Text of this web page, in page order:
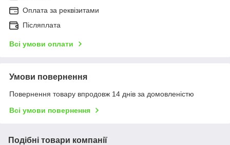
Оплата за реквізитами
Післяплата
Всі умови оплати
Умови повернення
Повернення товару впродовж 14 днів за домовленістю
Всі умови повернення
Подібні товари компанії